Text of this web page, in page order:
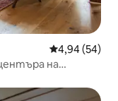
Средна
4,94 (54)
на